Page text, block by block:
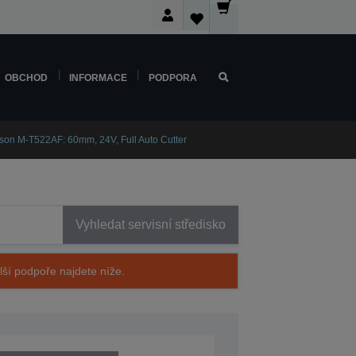
OBCHOD INFORMACE PODPORA
M-T522AF: 60mm, 24V, Full Auto Cutter
Vyhledat servisní středisko
podpoře najdete níže.